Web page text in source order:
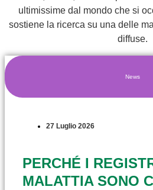
ultimissime dal mondo che si
sostiene la ricerca su una delle
diffuse.
News
27 Luglio 2026
PERCHÉ I
MALATTIA SONO